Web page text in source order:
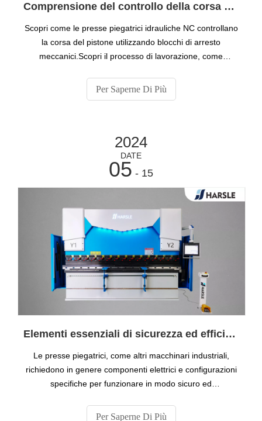
Comprensione del controllo della corsa del pistone nelle presse piegatrici idrauliche
Scopri come le presse piegatrici idrauliche NC controllano
la corsa del pistone utilizzando blocchi di arresto
meccanici.Scopri il processo di lavorazione, come
piegatura dei metalli precisa e costante.
Per Saperne Di Più
2024
DATE
05 - 15
Elementi essenziali di sicurezza ed efficienza: i componenti elettrici della pressa piegatrice
Le presse piegatrici, come altri macchinari industriali,
richiedono in genere componenti elettrici e configurazioni
specifiche per funzionare in modo sicuro ed
pressa piegatrice implica considerare diversi fattori, tra cui
Per Saperne Di Più